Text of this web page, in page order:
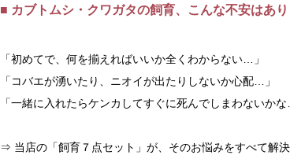
■ カブトムシ・クワガタの飼育、こんな不安はあり
「初めてで、何を揃えればいいか全くわからない…」
「コバエが湧いたり、ニオイが出たりしないか心配…」
「一緒に入れたらケンカしてすぐに死んでしまわないかな
⇒ 当店の「飼育７点セット」が、そのお悩みをすべて解決